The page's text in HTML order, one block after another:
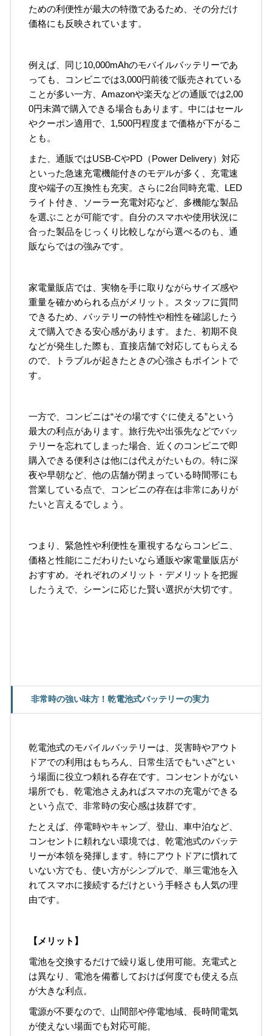
ための利便性が最大の特徴であるため、その分だけ
価格にも反映されています。
例えば、同じ10,000mAhのモバイルバッテリーであ
っても、コンビニでは3,000円前後で販売されている
ことが多い一方、Amazonや楽天などの通販では2,00
0円未満で購入できる場合もあります。中にはセール
やクーポン適用で、1,500円程度まで価格が下がるこ
とも。
また、通販ではUSB-CやPD（Power Delivery）対応
といった急速充電機能付きのモデルが多く、充電速
度や端子の互換性も充実。さらに2台同時充電、LED
ライト付き、ソーラー充電対応など、多機能な製品
を選ぶことが可能です。自分のスマホや使用状況に
合った製品をじっくり比較しながら選べるのも、通
販ならではの強みです。
家電量販店では、実物を手に取りながらサイズ感や
重量を確かめられる点がメリット。スタッフに質問
できるため、バッテリーの特性や相性を確認したう
えで購入できる安心感があります。また、初期不良
などが発生した際も、直接店舗で対応してもらえる
ので、トラブルが起きたときの心強さもポイントで
す。
一方で、コンビニは“その場ですぐに使える”という
最大の利点があります。旅行先や出張先などでバッ
テリーを忘れてしまった場合、近くのコンビニで即
購入できる便利さは他には代えがたいもの。特に深
夜や早朝など、他の店舗が閉まっている時間帯にも
営業している点で、コンビニの存在は非常にありが
たいと言えるでしょう。
つまり、緊急性や利便性を重視するならコンビニ、
価格と性能にこだわりたいなら通販や家電量販店が
おすすめ。それぞれのメリット・デメリットを把握
したうえで、シーンに応じた賢い選択が大切です。
非常時の強い味方！乾電池式バッテリーの実力
乾電池式のモバイルバッテリーは、災害時やアウト
ドアでの利用はもちろん、日常生活でも“いざ”とい
う場面に役立つ頼れる存在です。コンセントがない
場所でも、乾電池さえあればスマホの充電ができる
という点で、非常時の安心感は抜群です。
たとえば、停電時やキャンプ、登山、車中泊など、
コンセントに頼れない環境では、乾電池式のバッテ
リーが本領を発揮します。特にアウトドアに慣れて
いない方でも、使い方がシンプルで、単三電池を入
れてスマホに接続するだけという手軽さも人気の理
由です。
【メリット】
電池を交換するだけで繰り返し使用可能。充電式と
は異なり、電池を備蓄しておけば何度でも使える点
が大きな利点。
電源が不要なので、山間部や停電地域、長時間電気
が使えない場面でも対応可能。